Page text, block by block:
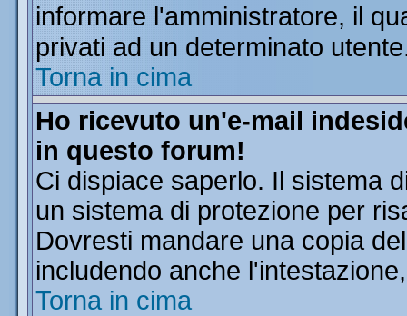
informare l'amministratore, il
privati ad un determinato
Torna in cima
Ho ricevuto un'e-mail
in questo forum!
Ci dispiace saperlo. Il sistema
un sistema di protezione per
Dovresti mandare una copia
includendo anche
Torna in cima